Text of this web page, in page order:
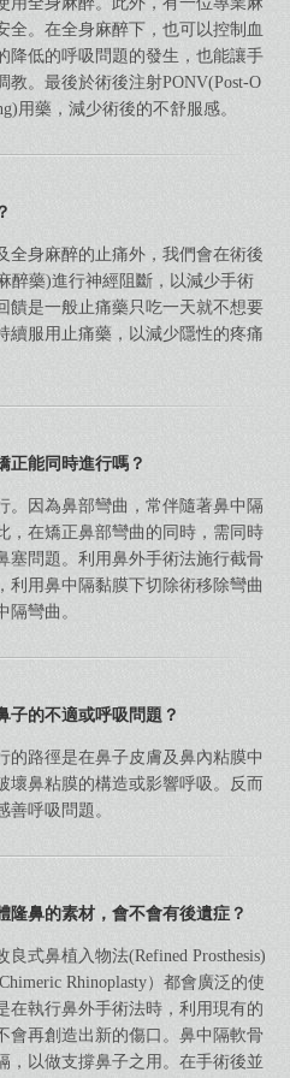
全。在全身麻醉下，也可以控制血
降低的呼吸問題的發生，也能讓手
教。最後於術後注射PONV(Post-O
用藥，減少術後的不舒服感。
全身麻醉的止痛外，我們會在術後
醉藥)進行神經阻斷，以減少手術
饋是一般止痛藥只吃一天就不想要
續服用止痛藥，以減少隱性的疼痛
正能同時進行嗎？
。因為鼻部彎曲，常伴隨著鼻中隔
，在矯正鼻部彎曲的同時，需同時
塞問題。利用鼻外手術法施行截骨
利用鼻中隔黏膜下切除術移除彎曲
隔彎曲。
子的不適或呼吸問題？
的路徑是在鼻子皮膚及鼻內粘膜中
壞鼻粘膜的構造或影響呼吸。反而
呼吸問題。
隆鼻的素材，會不會有後遺症？
式鼻植入物法(Refined Prosthesis)
Rhinoplasty）都會廣泛的使
在執行鼻外手術法時，利用現有的
會再創造出新的傷口。鼻中隔軟骨
，以做支撐鼻子之用。在手術後並